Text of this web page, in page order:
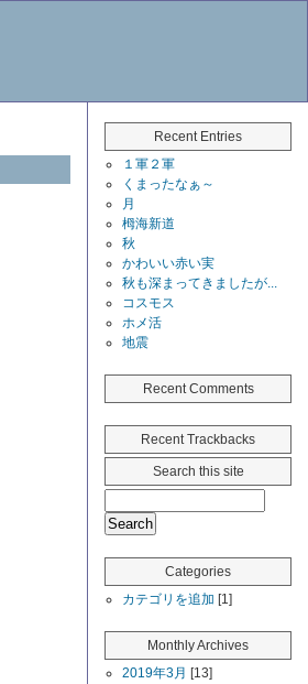
Recent Entries
１軍２軍
くまったなぁ～
月
栂海新道
秋
かわいい赤い実
秋も深まってきましたが...
コスモス
ホメ活
地震
Recent Comments
Recent Trackbacks
Search this site
Categories
カテゴリを追加 [1]
Monthly Archives
2019年3月 [13]